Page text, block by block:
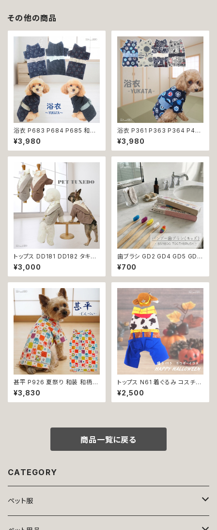
その他の商品
浴衣 P683 P684 P685 和装
和柄 夏 祭り 花火大会 ドッグ ウ
ェア ドッグウエア 犬 猫 ペット
服 犬服 猫服 犬猫 犬の服 猫の
不可
¥3,980
浴衣 P361 P363 P364 P40
3 ハンドメイド 手鞠 紺 ネイビ
ー 白 ホワイト きなり ドッグ ウ
ェア ドッグウエア 犬 猫 ペット
装 和柄 小型犬 子犬 仔犬 夏 返
品交換不可
¥3,980
トップス DD181 DD182 タキシ
ード スーツ フォーマル 蝶ネクタ
イ リボン 犬 猫 ペット 服 犬の
服 猫の服 犬服 猫服 ドッグウェ
シャツ 返品交換不可
¥3,000
歯ブラシ GD2 GD4 GD5 GD6
GD8 ハンブー歯ブラシ THE H
UMBLE CO.キッズ 子ども バン
ブー 竹 口腔ケア 植物由来原料
¥700
甚平 P926 夏祭り 和装 和柄
古風 伝統 日本 夏 ハンドメイド
ドッグウエア ドックウェア 男の
子 極小 小型犬 犬 猫 ペット 服
¥3,830
トップス N61 着ぐるみ コスチュ
ーム コスプレ キャラクター ブル
ー ホワイト レッド 帽子付き カ
ウボーイ 衣装 仮装 変身 ハロ
レ かわいい 小型犬 返品交換不
¥2,500
商品一覧に戻る
CATEGORY
ペット服